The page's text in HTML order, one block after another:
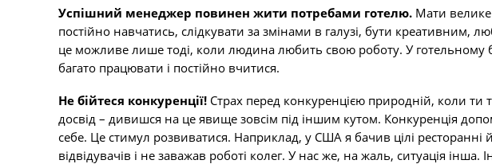
Успішний менеджер повинен жити потребами готелю. Мати велике
постійно навчатись, слідкувати за змінами в галузі, бути креативним,
це можливе лише тоді, коли людина любить свою роботу. У готельному
багато працювати і постійно вчитися.
Не бійтеся конкуренції! Страх перед конкуренцією природній, коли ти
досвід – дивишся на це явище зовсім під іншим кутом. Конкуренція
себе. Це стимул розвиватися. Наприклад, у США я бачив цілі ресторанні
відвідувачів і не заважав роботі колег. У нас же, на жаль, ситуація